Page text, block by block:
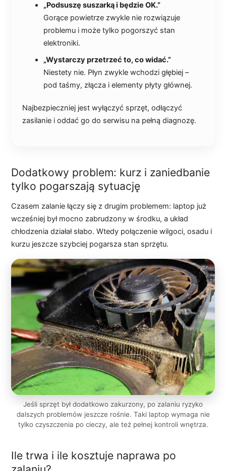
„Podsuszę suszarką i będzie OK.”
Gorące powietrze zwykle nie rozwiązuje
problemu i może tylko pogorszyć stan
elektroniki.
„Wystarczy przetrzeć to, co widać.”
Niestety nie. Płyn zwykle wchodzi głębiej –
pod taśmy, złącza i elementy płyty głównej.
Najbezpieczniej jest wyłączyć sprzęt, odłączyć
zasilanie i oddać go do serwisu na pełną diagnozę.
Dodatkowy problem: kurz i zaniedbanie
tylko pogarszają sytuację
Czasem zalanie łączy się z drugim problemem: laptop już
wcześniej był mocno zabrudzony w środku, a układ
chłodzenia działał słabo. Wtedy połączenie wilgoci, osadu i
kurzu jeszcze szybciej pogarsza stan sprzętu.
Jeśli sprzęt był dodatkowo zakurzony, po zalaniu ryzyko
dalszych problemów jeszcze rośnie. Taki laptop wymaga nie
tylko czyszczenia po cieczy, ale też pełnej kontroli wnętrza.
Ile trwa i ile kosztuje naprawa po